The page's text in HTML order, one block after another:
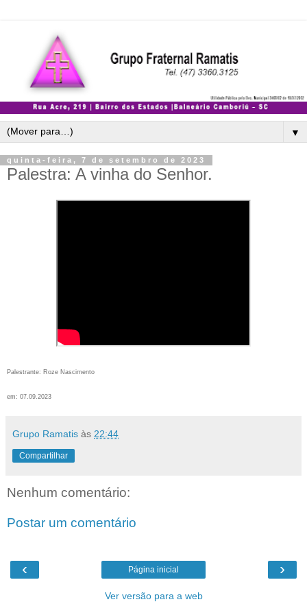
▼
quinta-feira, 7 de setembro de 2023
Palestra: A vinha do Senhor.
Palestrante: Roze Nascimento
em: 07.09.2023
Grupo Ramatis às 22:44
Compartilhar
Nenhum comentário:
Postar um comentário
‹ ›
Página inicial
Ver versão para a web